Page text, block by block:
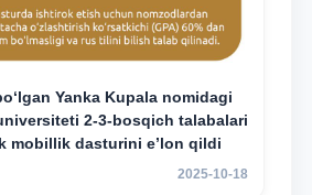
Yanka Kupala nomidagi
bosqich talabalari
mobillik dasturini e’lon qildi
2025-10-18